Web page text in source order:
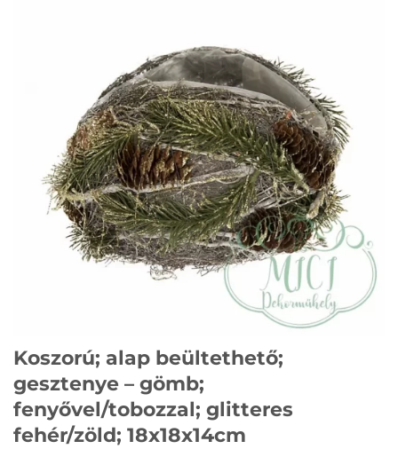
Koszorú; alap beültethető;
gesztenye – gömb;
fenyővel/tobozzal; glitteres
fehér/zöld; 18x18x14cm